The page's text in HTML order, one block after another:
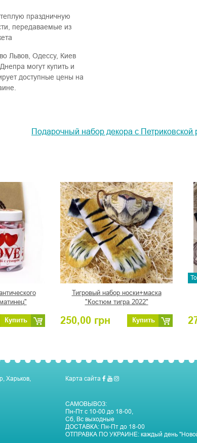
праздничную
передаваемые из
Львов, Одессу, Киев
могут купить и
доступные цены на
Подарочный набор декора с
Купить
Тигровый набор носки+маска
"Костюм тигра 2022"
250,00 грн Купить
Харьков,
Карта сайта
САМОВЫВОЗ:
Пн-Пт c 10-00 до 18-00,
Сб, Вс выходные
ДОСТАВКА: Пн-Пт до 18-00
ОТПРАВКА ПО УКРАИНЕ: каждый день